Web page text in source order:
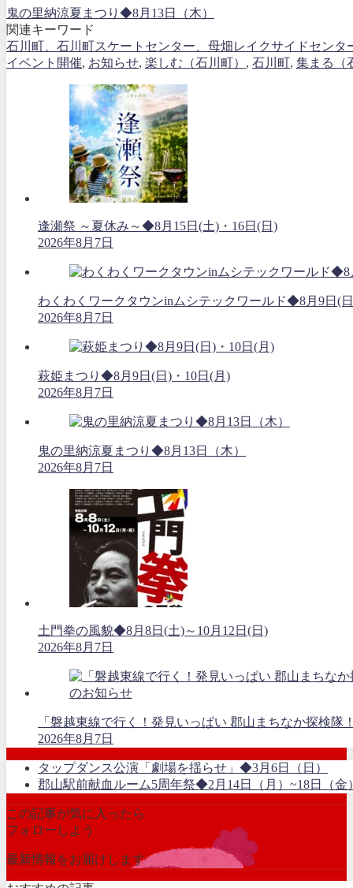
鬼の里納涼夏まつり◆8月13日（木）
関連キーワード
石川町、石川町スケートセンター、母畑レイクサイドセンタ
イベント開催, お知らせ, 楽しむ（石川町） , 石川町, 集まる（
逢瀬祭 ～夏休み～◆8月15日(土)・16日(日)
2026年8月7日
わくわくワークタウンinムシテックワールド◆8月9日(
2026年8月7日
萩姫まつり◆8月9日(日)・10日(月)
2026年8月7日
鬼の里納涼夏まつり◆8月13日（木）
2026年8月7日
土門拳の風貌◆8月8日(土)～10月12日(日)
2026年8月7日
「磐越東線で行く！発見いっぱい 郡山まちなか探検隊
2026年8月7日
タップダンス公演「劇場を揺らせ」◆3月6日（日）
郡山駅前献血ルーム5周年祭◆2月14日（月）~18日（金
この記事が気に入ったら
フォローしよう
最新情報をお届けします